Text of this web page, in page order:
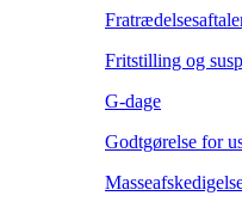
Fritstilling og
G-dage
Godtgørelse for